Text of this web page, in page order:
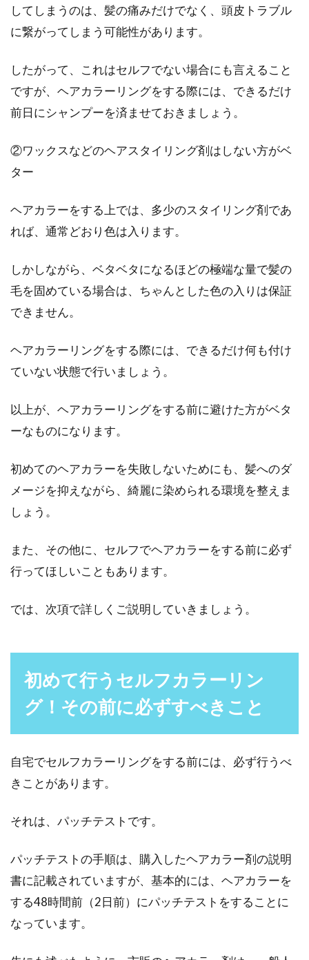
薄毛を目立たせない方法
髪の毛が薄いと悩むのが髪型でしょう。できる
髪型の種類に制限があるだけではなく、髪型に
してしまうのは、髪の痛みだけでなく、頭皮トラブル
に繋がってしまう可能性があります。
したがって、これはセルフでない場合にも言えること
ですが、ヘアカラーリングをする際には、できるだけ
前日にシャンプーを済ませておきましょう。
②ワックスなどのヘアスタイリング剤はしない方がベ
ター
ヘアカラーをする上では、多少のスタイリング剤であ
れば、通常どおり色は入ります。
しかしながら、ベタベタになるほどの極端な量で髪の
毛を固めている場合は、ちゃんとした色の入りは保証
できません。
ヘアカラーリングをする際には、できるだけ何も付け
ていない状態で行いましょう。
以上が、ヘアカラーリングをする前に避けた方がベタ
ーなものになります。
初めてのヘアカラーを失敗しないためにも、髪へのダ
メージを抑えながら、綺麗に染められる環境を整えま
しょう。
また、その他に、セルフでヘアカラーをする前に必ず
行ってほしいこともあります。
では、次項で詳しくご説明していきましょう。
初めて行うセルフカラーリン
グ！その前に必ずすべきこと
自宅でセルフカラーリングをする前には、必ず行うべ
きことがあります。
それは、パッチテストです。
パッチテストの手順は、購入したヘアカラー剤の説明
書に記載されていますが、基本的には、ヘアカラーを
する48時間前（2日前）にパッチテストをすることに
なっています。